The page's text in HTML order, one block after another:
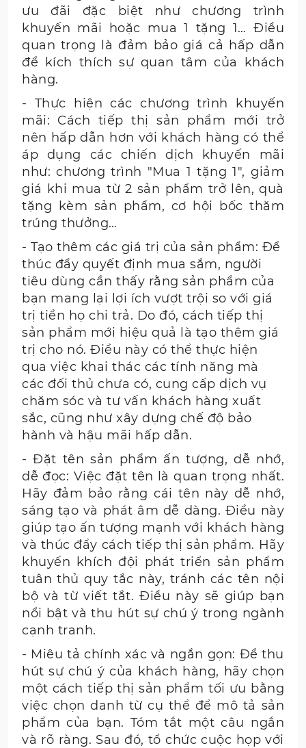
ưu đãi đặc biệt như chương trình
khuyến mãi hoặc mua 1 tặng 1… Điều
quan trọng là đảm bảo giá cả hấp dẫn
để kích thích sự quan tâm của khách
hàng.
- Thực hiện các chương trình khuyến
mãi: Cách tiếp thị sản phẩm mới trở
nên hấp dẫn hơn với khách hàng có thể
áp dụng các chiến dịch khuyến mãi
như: chương trình "Mua 1 tặng 1", giảm
giá khi mua từ 2 sản phẩm trở lên, quà
tặng kèm sản phẩm, cơ hội bốc thăm
trúng thưởng…
- Tạo thêm các giá trị của sản phẩm: Để
thúc đẩy quyết định mua sắm, người
tiêu dùng cần thấy rằng sản phẩm của
bạn mang lại lợi ích vượt trội so với giá
trị tiền họ chi trả. Do đó, cách tiếp thị
sản phẩm mới hiệu quả là tạo thêm giá
trị cho nó. Điều này có thể thực hiện
qua việc khai thác các tính năng mà
các đối thủ chưa có, cung cấp dịch vụ
chăm sóc và tư vấn khách hàng xuất
sắc, cũng như xây dựng chế độ bảo
hành và hậu mãi hấp dẫn.
- Đặt tên sản phẩm ấn tượng, dễ nhớ,
dễ đọc: Việc đặt tên là quan trọng nhất.
Hãy đảm bảo rằng cái tên này dễ nhớ,
sáng tạo và phát âm dễ dàng. Điều này
giúp tạo ấn tượng mạnh với khách hàng
và thúc đẩy cách tiếp thị sản phẩm. Hãy
khuyến khích đội phát triển sản phẩm
tuân thủ quy tắc này, tránh các tên nội
bộ và từ viết tắt. Điều này sẽ giúp bạn
nổi bật và thu hút sự chú ý trong ngành
cạnh tranh.
- Miêu tả chính xác và ngắn gọn: Để thu
hút sự chú ý của khách hàng, hãy chọn
một cách tiếp thị sản phẩm tối ưu bằng
việc chọn danh từ cụ thể để mô tả sản
phẩm của bạn. Tóm tắt một câu ngắn
và rõ ràng. Sau đó, tổ chức cuộc họp với